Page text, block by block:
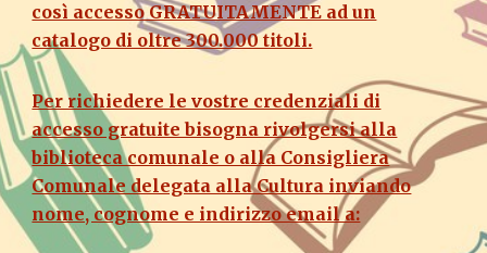
così accesso GRATUITAMENTE ad un
catalogo di oltre 300.000 titoli.
Per richiedere le vostre credenziali di
accesso gratuite bisogna rivolgersi alla
biblioteca comunale o alla Consigliera
Comunale delegata alla Cultura inviando
nome, cognome e indirizzo email a: